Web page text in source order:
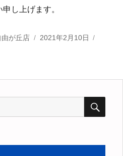
し上げます。
由が丘店
投
2021年2月10日
検